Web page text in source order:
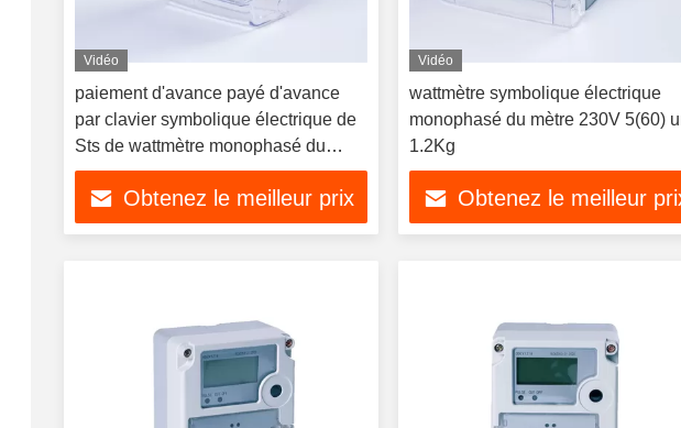
Vidéo
paiement d'avance payé d'avance
par clavier symbolique électrique de
Sts de wattmètre monophasé du
mètre 230V
Obtenez le meilleur prix
Vidéo
wattmètre symbolique électrique
monophasé du mètre 230V 5(60)
1.2Kg
Obtenez le meilleur